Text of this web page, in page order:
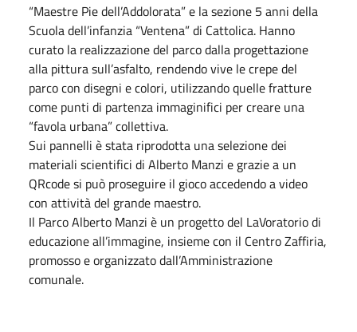
“Maestre Pie dell’Addolorata” e la sezione 5 anni della
Scuola dell’infanzia “Ventena” di Cattolica. Hanno
curato la realizzazione del parco dalla progettazione
alla pittura sull’asfalto, rendendo vive le crepe del
parco con disegni e colori, utilizzando quelle fratture
come punti di partenza immaginifici per creare una
“favola urbana” collettiva.
Sui pannelli è stata riprodotta una selezione dei
materiali scientifici di Alberto Manzi e grazie a un
QRcode si può proseguire il gioco accedendo a video
con attività del grande maestro.
Il Parco Alberto Manzi è un progetto del LaVoratorio di
educazione all’immagine, insieme con il Centro Zaffiria,
promosso e organizzato dall’Amministrazione
comunale.